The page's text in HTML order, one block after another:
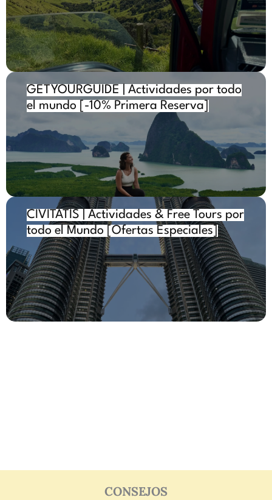
GETYOURGUIDE | Actividades por todo
el mundo
[-10% Primera Reserva]
CIVITATIS
Actividades & Free Tours por
todo el Mundo
[Ofertas Especiales]
CONSEJOS